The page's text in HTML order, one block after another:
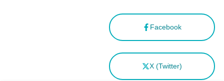
Facebook
X (Twitter)